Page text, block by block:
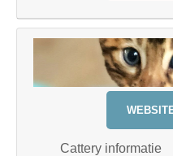
Cattery informatie